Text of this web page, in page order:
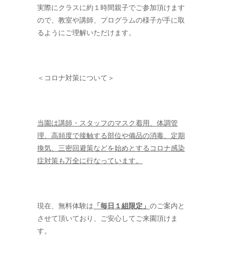
実際にクラスに約１時間親子でご参加頂けます
ので、教室や講師、プログラムの様子が手に取
るようにご理解いただけます。
＜コロナ対策について＞
当園は講師・スタッフのマスク着用、体調管
理、高頻度で接触する部位や備品の消毒、定期
換気、三密回避策などを始めとするコロナ感染
症対策も万全に行なっています。
現在、無料体験は 「毎日１組限定」 のご案内と
させて頂いており、ご安心してご来園頂けま
す。